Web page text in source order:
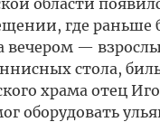
области
где раньше
вечером —
стола,
храма отец
оборудовать